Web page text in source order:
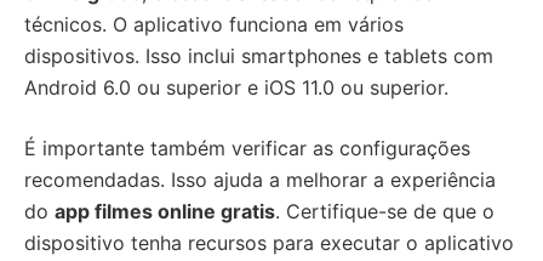
técnicos. O aplicativo funciona em vários
dispositivos. Isso inclui smartphones e tablets com
Android 6.0 ou superior e iOS 11.0 ou superior.
É importante também verificar as configurações
recomendadas. Isso ajuda a melhorar a experiência
do app filmes online gratis. Certifique-se de que o
dispositivo tenha recursos para executar o aplicativo